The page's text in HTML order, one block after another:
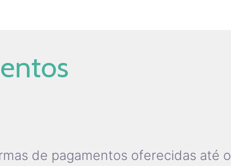
de pagamentos oferecidas até o